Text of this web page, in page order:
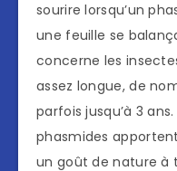
sourire lorsqu’un
une feuille se
concerne les
assez longue, de
parfois jusqu’à 3
phasmides
un goût de nature à